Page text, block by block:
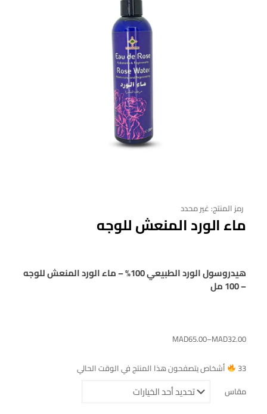
رمز المنتج: غير محدد
ماء الورد المنعش للوجه
هيدروسول الورد الطبيعي 100% – ماء الورد المنعش للوجه
– 100 مل
MAD32.00
–
MAD65.00
33
أشخاص يتصفحون هذا المنتج في الوقت الحالي
مقاس